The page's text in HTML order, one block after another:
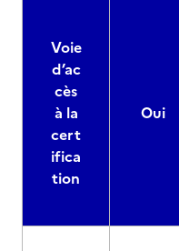
Voie
d’ac
cès
à la
cert
ifica
tion
Oui